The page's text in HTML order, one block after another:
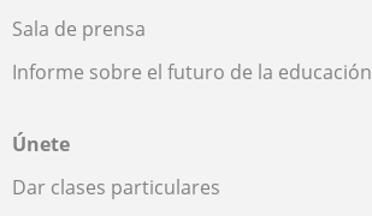
Sala de prensa
Informe sobre el futuro de la educación
Únete
Dar clases particulares